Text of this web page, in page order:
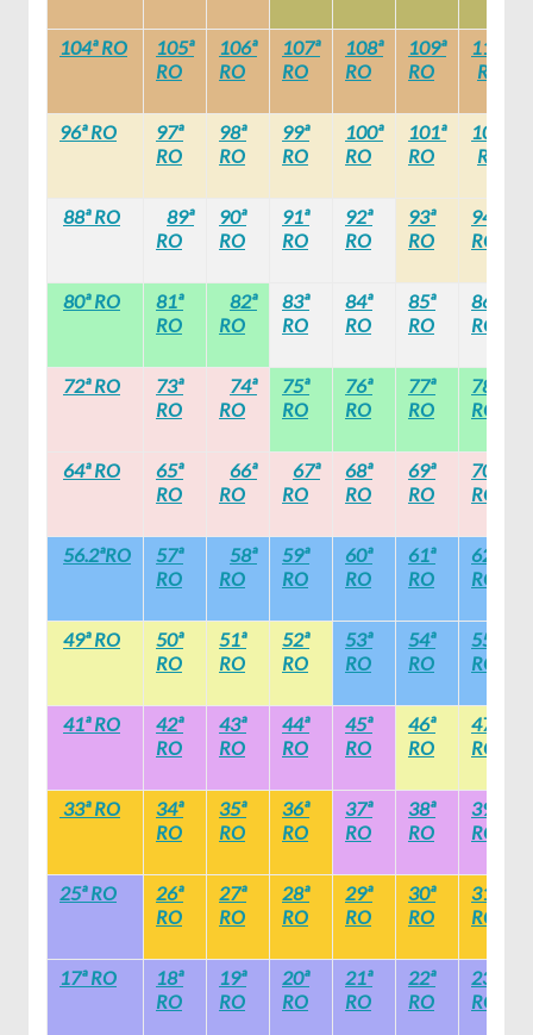
104ª RO
105ª
RO
106ª
RO
107ª
RO
108ª
RO
109ª
RO
110ª
RO
96ª RO
97ª
RO
98ª
RO
99ª
RO
100ª
RO
101ª
RO
102ª
RO
88ª RO
89ª
RO
90ª
RO
91ª
RO
92ª
RO
93ª
RO
94ª
RO
80ª RO
81ª
RO
82ª
RO
83ª
RO
84ª
RO
85ª
RO
86ª
RO
72ª RO
73ª
RO
74ª
RO
75ª
RO
76ª
RO
77ª
RO
78ª
RO
64ª RO
65ª
RO
66ª
RO
67ª
RO
68ª
RO
69ª
RO
70ª
RO
56.2ªRO
57ª
RO
58ª
RO
59ª
RO
60ª
RO
61ª
RO
62ª
RO
49ª RO
50ª
RO
51ª
RO
52ª
RO
53ª
RO
54ª
RO
55ª
RO
41ª RO
42ª
RO
43ª
RO
44ª
RO
45ª
RO
46ª
RO
47ª
RO
33ª RO
34ª
RO
35ª
RO
36ª
RO
37ª
RO
38ª
RO
39ª
RO
25ª RO
26ª
RO
27ª
RO
28ª
RO
29ª
RO
30ª
RO
31ª
RO
17ª RO
18ª
RO
19ª
RO
20ª
RO
21ª
RO
22ª
RO
23ª
RO